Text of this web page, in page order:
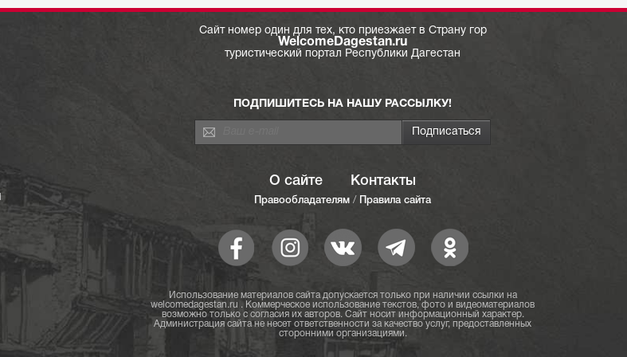
Сайт номер один для тех, кто приезжает в Страну гор
WelcomeDagestan.ru
туристический портал Республики Дагестан
ПОДПИШИТЕСЬ НА НАШУ РАССЫЛКУ!
О сайте Контакты
Правообладателям / Правила сайта
Использование материалов сайта допускается только при наличии ссылки на
welcomedagestan.ru . Коммерческое использование текстов, фото и видеоматериалов
возможно только с согласия их авторов. Сайт носит информационный характер.
Администрация сайта не несет ответственности за качество услуг, предоставленных
сторонними организациями.